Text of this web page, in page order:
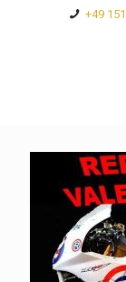
+49